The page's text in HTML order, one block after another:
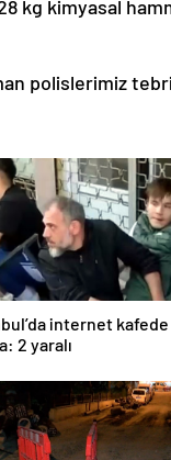
kimyasal
polislerimiz
internet kafede
2 yaralı